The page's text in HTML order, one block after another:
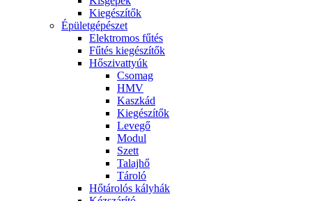
Kiegészítők
Épületgépészet
Elektromos fűtés
Fűtés kiegészítők
Hőszivattyúk
Csomag
HMV
Kaszkád
Kiegészítők
Levegő
Modul
Szett
Talajhő
Tároló
Hőtárolós kályhák